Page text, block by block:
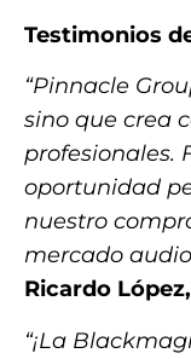
Testimonios
“Pinnacle
sino que crea
profesionales.
oportunidad
nuestro
mercado
Ricardo
“¡La